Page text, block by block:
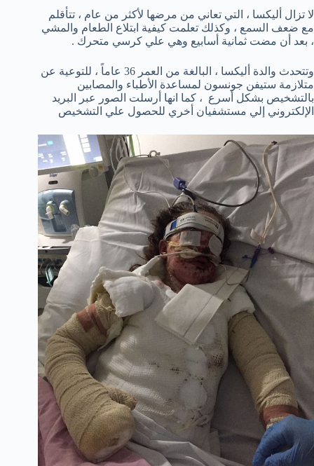
لا تزال أليكسا ، التي تعاني من مرضها لأكثر من عام ، تتأقلم
مع ضعف السمع ، وكذلك تعلمت كيفية ابتلاع الطعام والمشي
، بعد أن مضت ثمانية أسابيع وهي علي كرسي متحرك .
وتتحدث والدة أليكسا ، البالغة من العمر 36 عاماً ، للتوعية عن
متلازمة ستيفن جونسون لمساعدة الأطباء والمصابين
بالتشخيص بشكل أسرع ، كما انها أرسلت الصور عبر البريد
الإلكتروني إلي مستشفيان أخري للحصول علي التشخيص